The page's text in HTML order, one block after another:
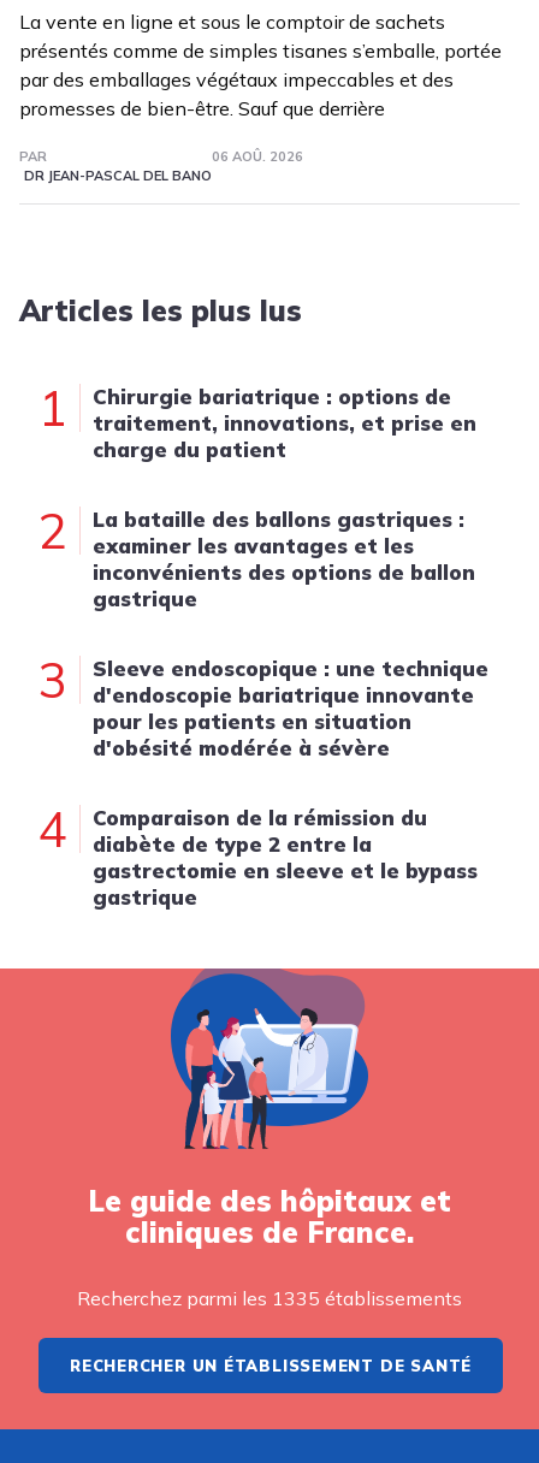
La vente en ligne et sous le comptoir de sachets
présentés comme de simples tisanes s’emballe, portée
par des emballages végétaux impeccables et des
promesses de bien-être. Sauf que derrière
PAR
DR JEAN-PASCAL DEL BANO
06 AOÛ. 2026
Articles les plus lus
1
Chirurgie bariatrique : options de
traitement, innovations, et prise en
charge du patient
2
La bataille des ballons gastriques :
examiner les avantages et les
inconvénients des options de ballon
gastrique
3
Sleeve endoscopique : une technique
d'endoscopie bariatrique innovante
pour les patients en situation
d'obésité modérée à sévère
4
Comparaison de la rémission du
diabète de type 2 entre la
gastrectomie en sleeve et le bypass
gastrique
Le guide des hôpitaux et
cliniques de France.
Recherchez parmi les 1335 établissements
RECHERCHER UN ÉTABLISSEMENT DE SANTÉ